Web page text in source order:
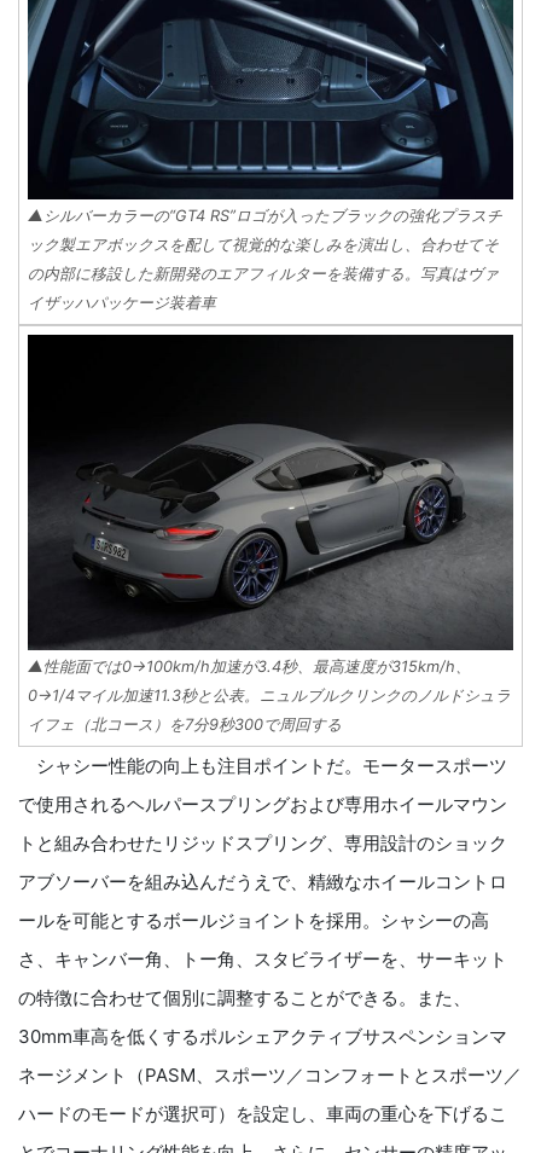
▲シルバーカラーの“GT4 RS”ロゴが入ったブラックの強化プラスチ
ック製エアボックスを配して視覚的な楽しみを演出し、合わせてそ
の内部に移設した新開発のエアフィルターを装備する。写真はヴァ
イザッハパッケージ装着車
▲性能面では0→100km/h加速が3.4秒、最高速度が315km/h、
0→1/4マイル加速11.3秒と公表。ニュルブルクリンクのノルドシュラ
イフェ（北コース）を7分9秒300で周回する
シャシー性能の向上も注目ポイントだ。モータースポーツ
で使用されるヘルパースプリングおよび専用ホイールマウン
トと組み合わせたリジッドスプリング、専用設計のショック
アブソーバーを組み込んだうえで、精緻なホイールコントロ
ールを可能とするボールジョイントを採用。シャシーの高
さ、キャンバー角、トー角、スタビライザーを、サーキット
の特徴に合わせて個別に調整することができる。また、
30mm車高を低くするポルシェアクティブサスペンションマ
ネージメント（PASM、スポーツ／コンフォートとスポーツ／
ハードのモードが選択可）を設定し、車両の重心を下げるこ